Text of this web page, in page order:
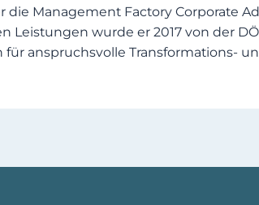
Management Factory Corporate
wurde er 2017 von der
anspruchsvolle Transformations‑